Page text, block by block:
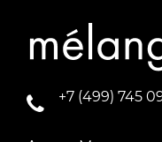
+7 (499) 745